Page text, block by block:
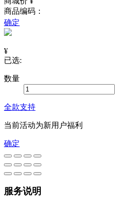
商品编码：
确定
¥
已选:
数量
全款支持
当前活动为新用户福利
确定
服务说明